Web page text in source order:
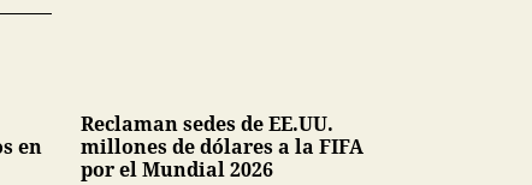
en
Reclaman sedes de EE.UU.
millones de dólares a la FIFA
por el Mundial 2026